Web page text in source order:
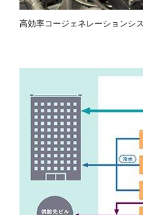
高効率コージェネレーションシ